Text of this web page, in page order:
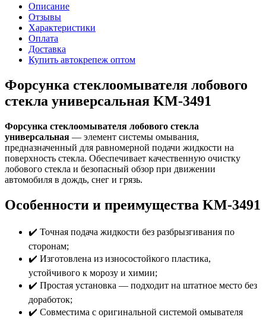
Описание
Отзывы
Характеристики
Оплата
Доставка
Купить автокрепеж оптом
Форсунка стеклоомывателя лобового
стекла универсальная KM-3491
Форсунка стеклоомывателя лобового стекла
универсальная — элемент системы омывания,
предназначенный для равномерной подачи жидкости на
поверхность стекла. Обеспечивает качественную очистку
лобового стекла и безопасный обзор при движении
автомобиля в дождь, снег и грязь.
Особенности и преимущества KM-3491
✔️ Точная подача жидкости без разбрызгивания по
сторонам;
✔️ Изготовлена из износостойкого пластика,
устойчивого к морозу и химии;
✔️ Простая установка — подходит на штатное место без
доработок;
✔️ Совместима с оригинальной системой омывателя